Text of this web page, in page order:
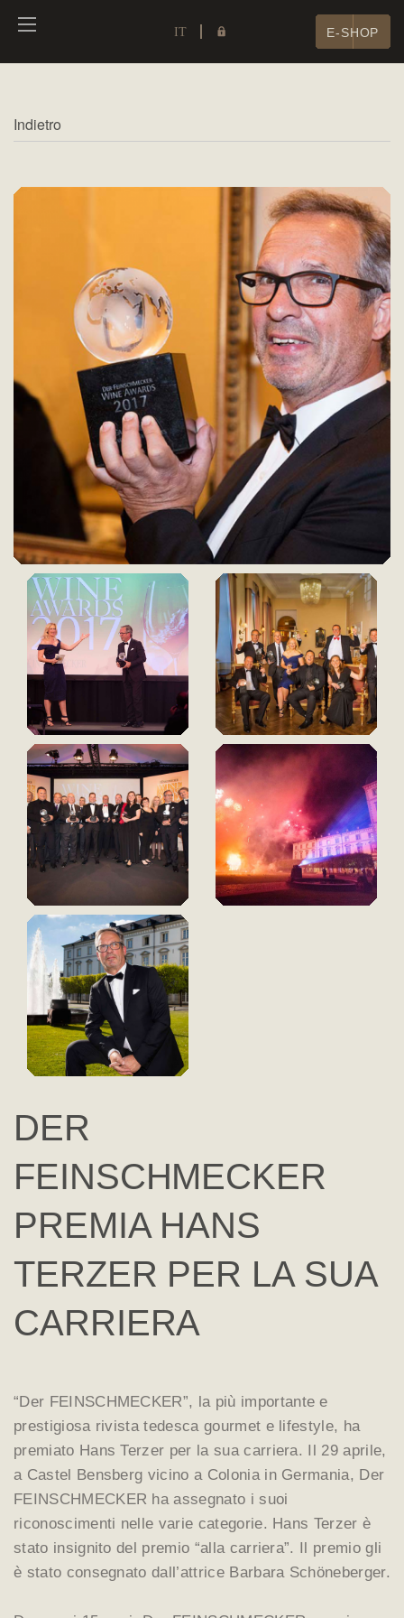
IT E-SHOP
Indietro
DER
FEINSCHMECKER
PREMIA HANS
TERZER PER LA SUA
CARRIERA
“Der FEINSCHMECKER”, la più importante e
prestigiosa rivista tedesca gourmet e lifestyle, ha
premiato Hans Terzer per la sua carriera. Il 29 aprile,
a Castel Bensberg vicino a Colonia in Germania, Der
FEINSCHMECKER ha assegnato i suoi
riconoscimenti nelle varie categorie. Hans Terzer è
stato insignito del premio “alla carriera”. Il premio gli
è stato consegnato dall’attrice Barbara Schöneberger.